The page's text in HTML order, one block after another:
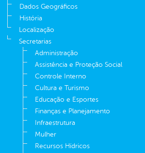
Dados Geográficos
História
Localização
Secretarias
Administração
Assistência e Proteção Social
Controle Interno
Cultura e Turismo
Educação e Esportes
Finanças e Planejamento
Infraestrutura
Mulher
Recursos Hídricos